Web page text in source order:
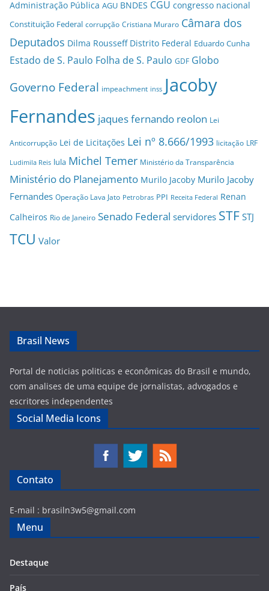
Administração Pública AGU BNDES CGU congresso nacional
Constituição Federal corrupção Cristiana Muraro Câmara dos
Deputados Dilma Rousseff Distrito Federal Eduardo Cunha
Estado de S. Paulo Folha de S. Paulo GDF Globo
Governo Federal impeachment inss Jacoby
Fernandes jaques fernando reolon Lei
Anticorrupção Lei de Licitações Lei nº 8.666/1993 licitação LRF
Ludimila Reis lula Michel Temer Ministério da Transparência
Ministério do Planejamento Murilo Jacoby Murilo Jacoby
Fernandes Operação Lava Jato Petrobras PPI Receita Federal Renan
Calheiros Rio de Janeiro Senado Federal servidores STF STJ
TCU Valor
Brasil News
Portal de noticias politicas e econômicas do Brasil e mundo,
com analises de uma equipe de jornalistas, advogados e
escritores independentes
Social Media Icons
Contato
E-mail : brasiln3w5@gmail.com
Menu
Destaque
País